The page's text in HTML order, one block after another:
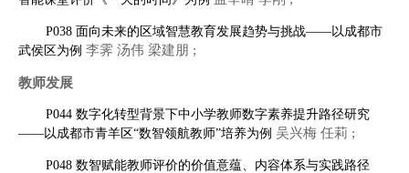
P038 面向未来的区域智慧教育发展趋势与挑战——以成都市
武侯区为例 李霁 汤伟 梁建朋 ;
教师发展
P044 数字化转型背景下中小学教师数字素养提升路径研究
——以成都市青羊区“数智领航教师”培养为例 吴兴梅 任莉 ;
P048 数智赋能教师评价的价值意蕴、内容体系与实践路径